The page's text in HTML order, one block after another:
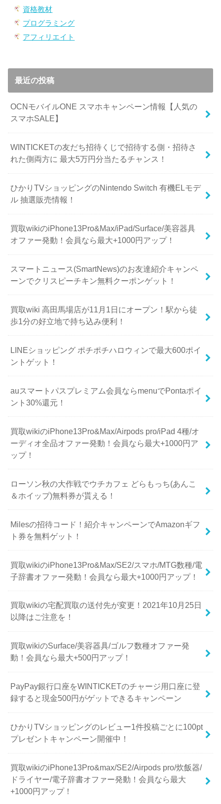
資格教材
プログラミング
アフィリエイト
最近の投稿
OCNモバイルONE スマホキャンペーン情報【人気の
スマホSALE】
WINTICKETの友だち招待くじで招待する側・招待さ
れた側両方に 最大5万円分当たるチャンス！
ひかりTVショッピングのNintendo Switch 有機ELモデ
ル 抽選販売情報！
買取wikiのiPhone13Pro&Max/iPad/Surface/美容器具
オファー発動！会員なら最大+1000円アップ！
スマートニュース(SmartNews)のお友達紹介キャンペ
ーンでクリスピーチキン無料クーポンゲット！
買取wiki 高田馬場店が11月1日にオープン！駅から徒
歩1分の好立地で持ち込み便利！
LINEショッピング ポチポチハロウィンで最大600ポイ
ントゲット！
auスマートパスプレミアム会員ならmenuでPontaポイ
ント30%還元！
買取wikiのiPhone13Pro&Max/Airpods pro/iPad 4種/オ
ーディオ全品オファー発動！会員なら最大+1000円ア
ップ！
ローソン秋の大作戦でウチカフェ どらもっち(あんこ
＆ホイップ)無料券が貰える！
Milesの招待コード！紹介キャンペーンでAmazonギフ
ト券を無料ゲット！
買取wikiのiPhone13Pro&Max/SE2/スマホ/MTG数種/電
子辞書オファー発動！会員なら最大+1000円アップ！
買取wikiの宅配買取の送付先が変更！2021年10月25日
以降はご注意を！
買取wikiのSurface/美容器具/ゴルフ数種オファー発
動！会員なら最大+500円アップ！
PayPay銀行口座をWINTICKETのチャージ用口座に登
録すると現金500円がゲットできるキャンペーン
ひかりTVショッピングのレビュー1件投稿ごとに100pt
プレゼントキャンペーン開催中！
買取wikiのiPhone13Pro&max/SE2/Airpods pro/炊飯器/
ドライヤー/電子辞書オファー発動！会員なら最大
+1000円アップ！